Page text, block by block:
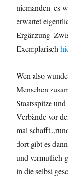
niemanden, es
erwartet
Ergänzung:
Exemplarisch
Wen also
Menschen
Staatsspitze
Verbände vor
mal schafft
dort gibt es
und vermutlich
in die selbst